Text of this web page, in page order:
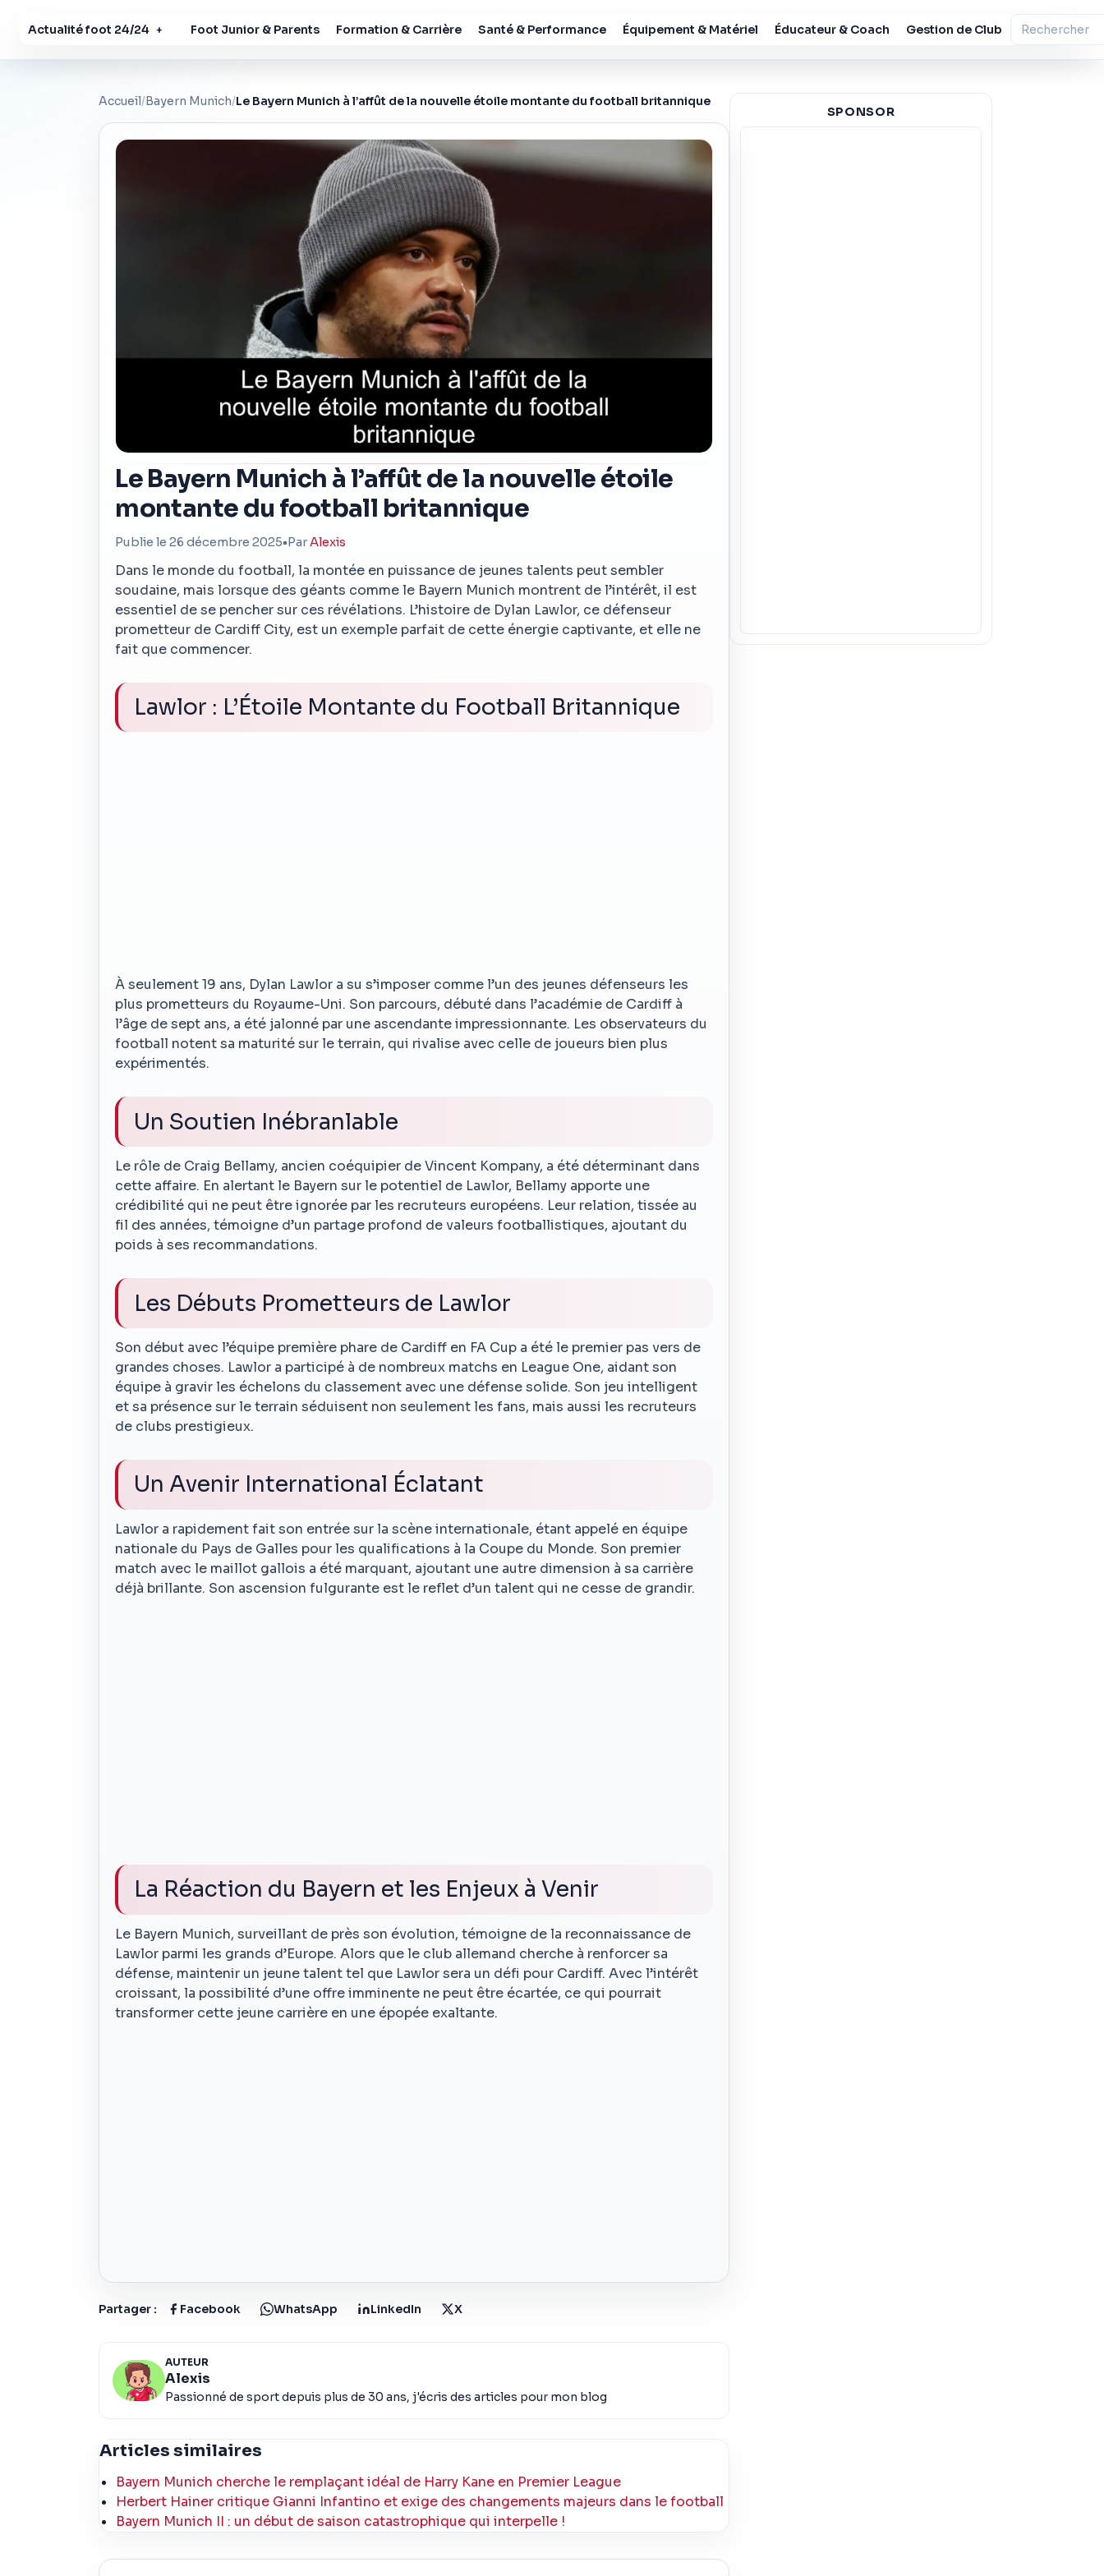
Actualité foot 24/24 + Foot Junior & Parents Formation & Carrière Santé & Performance Équipement & Matériel Éducateur & Coach Gestion de Club
Accueil/Bayern Munich/Le Bayern Munich à l’affût de la nouvelle étoile montante du football britannique
Le Bayern Munich à l’affût de la nouvelle étoile
montante du football britannique
Publie le 26 décembre 2025•ParAlexis
Dans le monde du football, la montée en puissance de jeunes talents peut sembler
soudaine, mais lorsque des géants comme le Bayern Munich montrent de l’intérêt, il est
essentiel de se pencher sur ces révélations. L’histoire de Dylan Lawlor, ce défenseur
prometteur de Cardiff City, est un exemple parfait de cette énergie captivante, et elle ne
fait que commencer.
Lawlor : L’Étoile Montante du Football Britannique
À seulement 19 ans, Dylan Lawlor a su s’imposer comme l’un des jeunes défenseurs les
plus prometteurs du Royaume-Uni. Son parcours, débuté dans l’académie de Cardiff à
l’âge de sept ans, a été jalonné par une ascendante impressionnante. Les observateurs du
football notent sa maturité sur le terrain, qui rivalise avec celle de joueurs bien plus
expérimentés.
Un Soutien Inébranlable
Le rôle de Craig Bellamy, ancien coéquipier de Vincent Kompany, a été déterminant dans
cette affaire. En alertant le Bayern sur le potentiel de Lawlor, Bellamy apporte une
crédibilité qui ne peut être ignorée par les recruteurs européens. Leur relation, tissée au
fil des années, témoigne d’un partage profond de valeurs footballistiques, ajoutant du
poids à ses recommandations.
Les Débuts Prometteurs de Lawlor
Son début avec l’équipe première phare de Cardiff en FA Cup a été le premier pas vers de
grandes choses. Lawlor a participé à de nombreux matchs en League One, aidant son
équipe à gravir les échelons du classement avec une défense solide. Son jeu intelligent
et sa présence sur le terrain séduisent non seulement les fans, mais aussi les recruteurs
de clubs prestigieux.
Un Avenir International Éclatant
Lawlor a rapidement fait son entrée sur la scène internationale, étant appelé en équipe
nationale du Pays de Galles pour les qualifications à la Coupe du Monde. Son premier
match avec le maillot gallois a été marquant, ajoutant une autre dimension à sa carrière
déjà brillante. Son ascension fulgurante est le reflet d’un talent qui ne cesse de grandir.
La Réaction du Bayern et les Enjeux à Venir
Le Bayern Munich, surveillant de près son évolution, témoigne de la reconnaissance de
Lawlor parmi les grands d’Europe. Alors que le club allemand cherche à renforcer sa
défense, maintenir un jeune talent tel que Lawlor sera un défi pour Cardiff. Avec l’intérêt
croissant, la possibilité d’une offre imminente ne peut être écartée, ce qui pourrait
transformer cette jeune carrière en une épopée exaltante.
Partager : Facebook WhatsApp LinkedIn X
AUTEUR
Alexis
Passionné de sport depuis plus de 30 ans, j'écris des articles pour mon blog
Articles similaires
Bayern Munich cherche le remplaçant idéal de Harry Kane en Premier League
Herbert Hainer critique Gianni Infantino et exige des changements majeurs dans le football
Bayern Munich II : un début de saison catastrophique qui interpelle !
SPONSOR